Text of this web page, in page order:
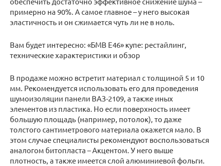
примерно на 90%. А самое главное – у него высокая
эластичность и он сжимается чуть ли не в ноль.
Вам будет интересно: «БМВ Е46» купе: рестайлинг,
технические характеристики и обзор
В продаже можно встретит материал с толщиной 5 и 10
мм. Рекомендуется использовать его для проведения
шумоизоляции панели ВАЗ-2109, а также иных
элементов из пластика. Но если поверхность имеет
большую площадь (например, потолок), то даже
толстого сантиметрового материала окажется мало. В
этом случае специалисты рекомендуют воспользоваться
аналогом битопласта – Акцентом. У него выше
плотность, а также имеется слой алюминиевой фольги.